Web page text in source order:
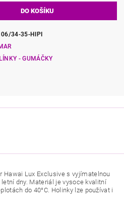
34-35-HIPI
- GUMÁČKY
Hawai Lux Exclusive s vyjímatelnou
dny. Materiál je vysoce kvalitní
do 40°C. Holinky lze používat i